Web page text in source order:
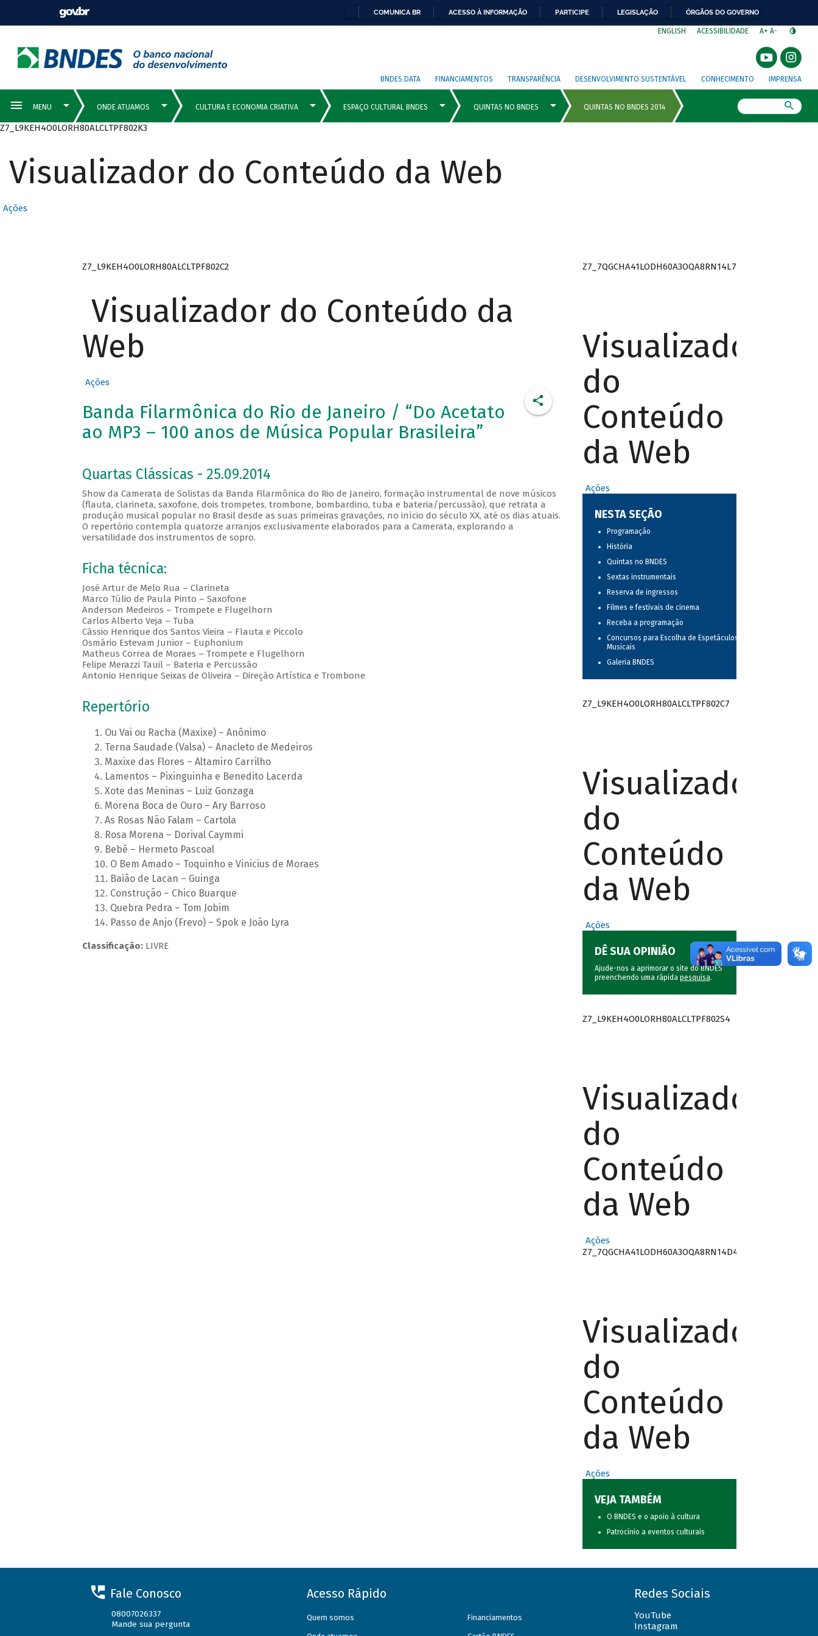
COMUNICA BR ACESSO À INFORMAÇÃO PARTICIPE LEGISLAÇÃO ÓRGÃOS DO GOVERNO
ENGLISH ACESSIBILIDADE A+ A-
BNDES DATA FINANCIAMENTOS TRANSPARÊNCIA DESENVOLVIMENTO SUSTENTÁVEL CONHECIMENTO IMPRENSA
Z7_L9KEH4O0LORH80ALCLTPF802K3
Visualizador do Conteúdo da Web
Ações
Z7_L9KEH4O0LORH80ALCLTPF802C2
Visualizador do Conteúdo da
Web
Ações
Banda Filarmônica do Rio de Janeiro / “Do Acetato
ao MP3 – 100 anos de Música Popular Brasileira”
Quartas Clássicas - 25.09.2014
Show da Camerata de Solistas da Banda Filarmônica do Rio de Janeiro, formação instrumental de nove músicos
(flauta, clarineta, saxofone, dois trompetes, trombone, bombardino, tuba e bateria/percussão), que retrata a
produção musical popular no Brasil desde as suas primeiras gravações, no início do século XX, até os dias atuais.
O repertório contempla quatorze arranjos exclusivamente elaborados para a Camerata, explorando a
versatilidade dos instrumentos de sopro.
Ficha técnica:
José Artur de Melo Rua – Clarineta
Marco Túlio de Paula Pinto – Saxofone
Anderson Medeiros – Trompete e Flugelhorn
Carlos Alberto Veja – Tuba
Cássio Henrique dos Santos Vieira – Flauta e Piccolo
Osmário Estevam Junior – Euphonium
Matheus Correa de Moraes – Trompete e Flugelhorn
Felipe Merazzi Tauil – Bateria e Percussão
Antonio Henrique Seixas de Oliveira – Direção Artística e Trombone
Repertório
Ou Vai ou Racha (Maxixe) – Anônimo
Terna Saudade (Valsa) – Anacleto de Medeiros
Maxixe das Flores – Altamiro Carrilho
Lamentos – Pixinguinha e Benedito Lacerda
Xote das Meninas – Luiz Gonzaga
Morena Boca de Ouro – Ary Barroso
As Rosas Não Falam – Cartola
Rosa Morena – Dorival Caymmi
Bebê – Hermeto Pascoal
O Bem Amado – Toquinho e Vinicius de Moraes
Baião de Lacan – Guinga
Construção – Chico Buarque
Quebra Pedra – Tom Jobim
Passo de Anjo (Frevo) – Spok e João Lyra
Classificação:LIVRE
Z7_7QGCHA41LODH60A3OQA8RN14L7
Visualizador
do
Conteúdo
da Web
Ações
NESTA SEÇÃO
Programação
História
Quintas no BNDES
Sextas instrumentais
Reserva de ingressos
Filmes e festivais de cinema
Receba a programação
Concursos para Escolha de Espetáculos
Musicais
Galeria BNDES
Z7_L9KEH4O0LORH80ALCLTPF802C7
Visualizador
do
Conteúdo
da Web
Ações
DÊ SUA OPINIÃO
Ajude-nos a aprimorar o site do BNDES
preenchendo uma rápida pesquisa.
Z7_L9KEH4O0LORH80ALCLTPF802S4
Visualizador
do
Conteúdo
da Web
Ações
Z7_7QGCHA41LODH60A3OQA8RN14D4
Visualizador
do
Conteúdo
da Web
Ações
VEJA TAMBÉM
O BNDES e o apoio à cultura
Patrocínio a eventos culturais
Fale Conosco
08007026337
Mande sua pergunta
Acesso Rápido
Quem somos Financiamentos
Redes Sociais
YouTube
Instagram